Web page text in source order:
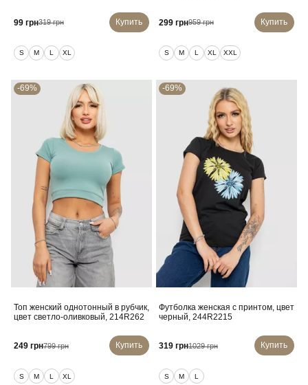
99 грн319 грн Купить
S M L XL
299 грн959 грн Купить
S M L XL XXL
-69%
Топ женский однотонный в рубчик,
цвет светло-оливковый, 214R262
249 грн799 грн Купить
S M L XL
-69%
Футболка женская с принтом, цвет
черный, 244R2215
319 грн1029 грн Купить
S M L